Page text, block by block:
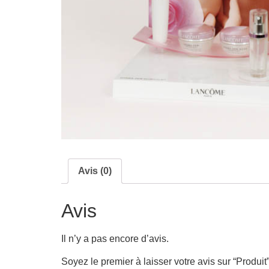
Avis (0)
Avis
Il n’y a pas encore d’avis.
Soyez le premier à laisser votre avis sur “Produit”